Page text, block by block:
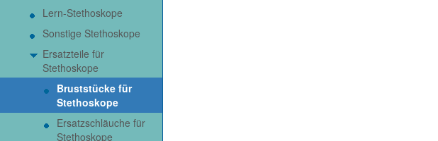
Lern-Stethoskope
Sonstige Stethoskope
Ersatzteile für
Stethoskope
Bruststücke für
Stethoskope
Ersatzschläuche für
Stethoskope